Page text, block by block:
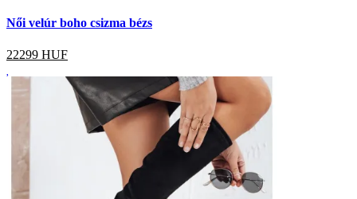
Női velúr boho csizma bézs
22299 HUF